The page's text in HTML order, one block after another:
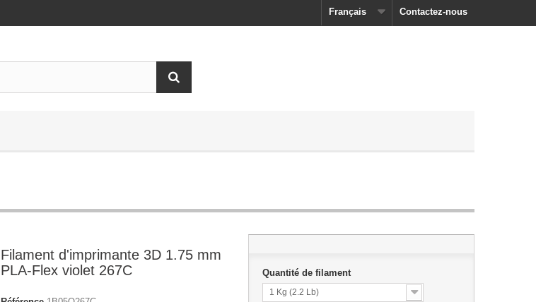
Contactez-nous
Français
Filament d'imprimante 3D 1.75 mm
PLA-Flex violet 267C
Quantité de filament
1 Kg (2.2 Lb)